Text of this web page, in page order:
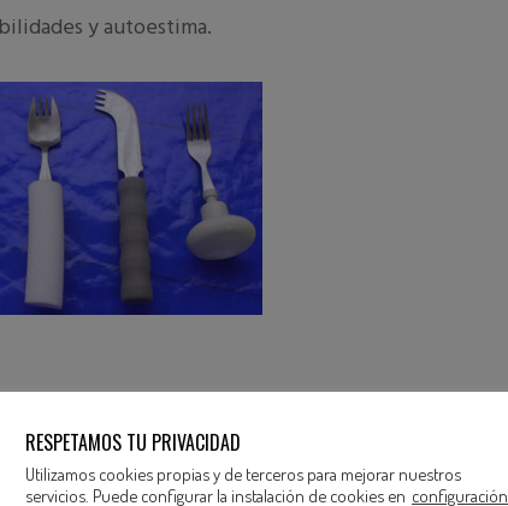
y autoestima.
descansar y realizar actividades les
RESPETAMOS TU PRIVACIDAD
Utilizamos cookies propias y de terceros para mejorar nuestros
servicios. Puede configurar la instalación de cookies en configuración